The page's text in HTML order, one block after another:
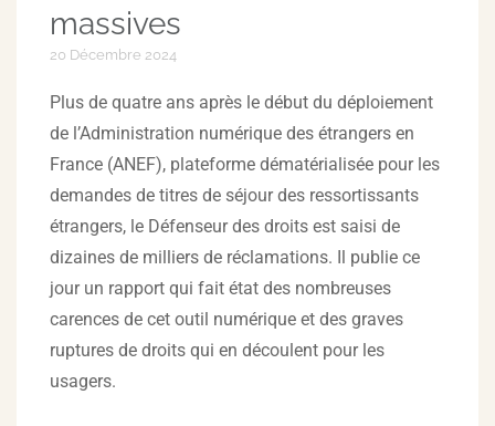
massives
20 Décembre 2024
Plus de quatre ans après le début du déploiement
de l’Administration numérique des étrangers en
France (ANEF), plateforme dématérialisée pour les
demandes de titres de séjour des ressortissants
étrangers, le Défenseur des droits est saisi de
dizaines de milliers de réclamations. Il publie ce
jour un rapport qui fait état des nombreuses
carences de cet outil numérique et des graves
ruptures de droits qui en découlent pour les
usagers.